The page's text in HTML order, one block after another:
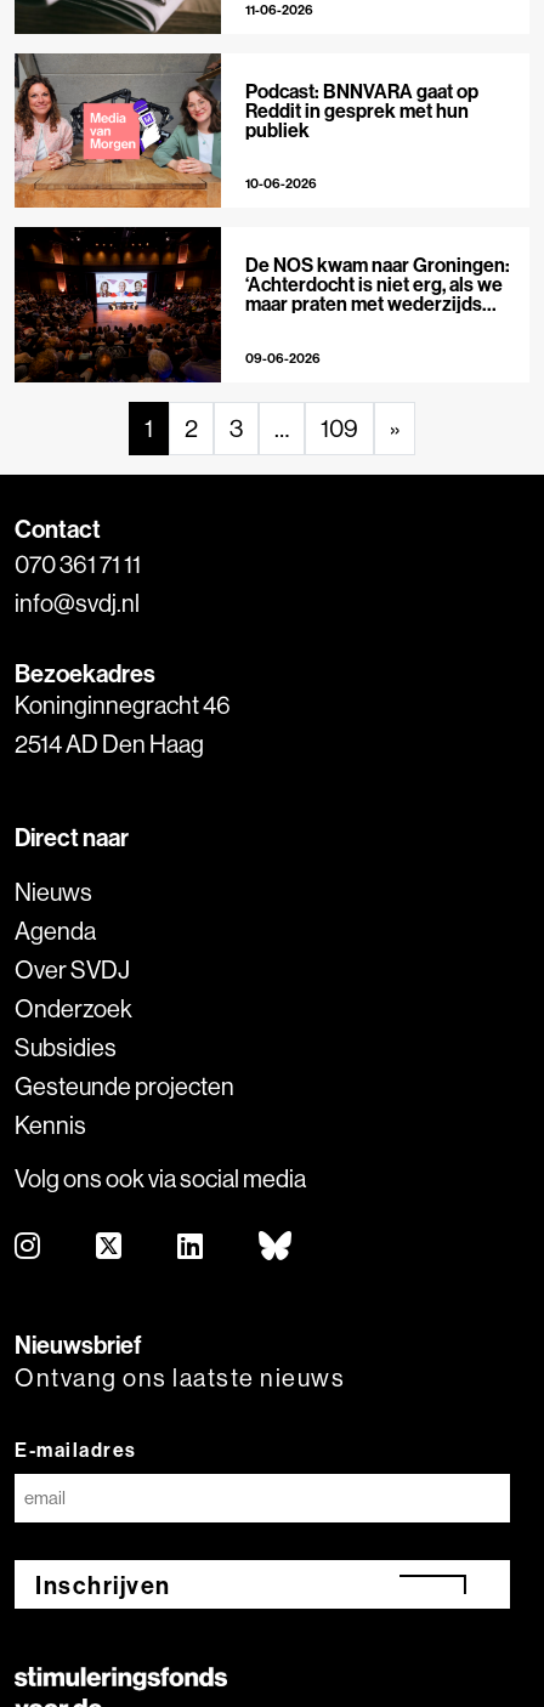
11-06-2026
Podcast: BNNVARA gaat op
Reddit in gesprek met hun
publiek
10-06-2026
De NOS kwam naar Groningen:
‘Achterdocht is niet erg, als we
maar praten met wederzijds
09-06-2026
1 2 3 … 109 »
Contact
070 361 71 11
info@svdj.nl
Bezoekadres
Koninginnegracht 46
2514 AD Den Haag
Direct naar
Nieuws
Agenda
Over SVDJ
Onderzoek
Subsidies
Gesteunde projecten
Kennis
Volg ons ook via social media
Nieuwsbrief
Ontvang ons laatste nieuws
E-mailadres
Inschrijven